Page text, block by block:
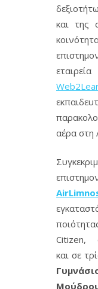
και της
αέρα στη
καισε